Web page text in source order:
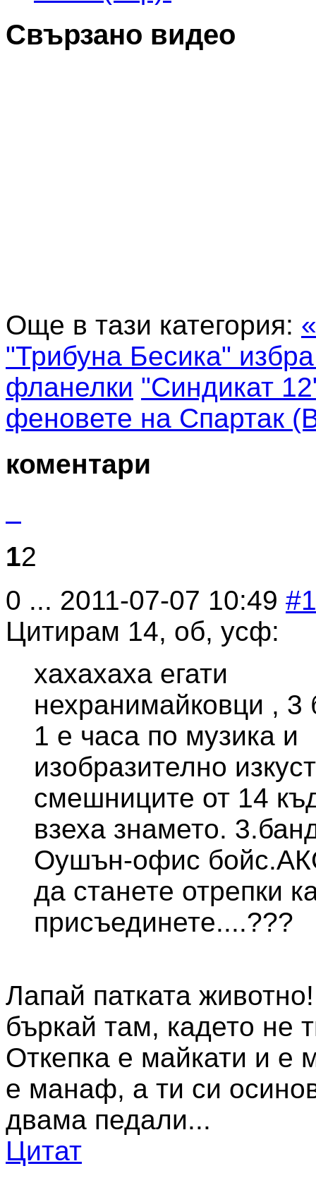
Свързано видео
Още в тази категория:
"Трибуна Бесика"
фланелки "Синдикат
феновете на Спартак
коментари
12
0 ... 2011-07-07 10:49
Цитирам 14, об, усф:
xaxaxaxa егати
нехранимайковци , 3
1 е часа по музика и
изобразително
смешниците от 14
взеха знамето.
Оушън-офис
да станете отрепки
присъединете....???
Лапай патката
бъркай там, кадето не
Откепка е майкати и е
е манаф, а ти си
двама педали...
Цитат